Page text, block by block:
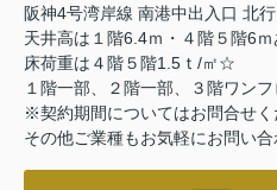
阪神4号湾岸線 南港中出入口 北
天井高は１階6.4ｍ・４階５階6ｍ
床荷重は４階５階1.5ｔ/㎡☆
１階一部、２階一部、３階ワン
※契約期間についてはお問合せく
その他ご業種もお気軽にお問い